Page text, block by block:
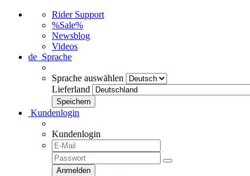
Rider Support
%Sale%
Newsblog
Videos
de Sprache
Sprache auswählen
Lieferland
Kundenlogin
Kundenlogin